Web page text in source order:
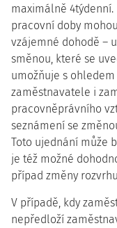
maximálně
pracovní doby
vzájemné dohodě –
směnou, které se
umožňuje s
zaměstnavatele i
pracovněprávního
seznámení se
Toto ujednání může
je též možné
případ změny
V případě, kdy
nepředloží